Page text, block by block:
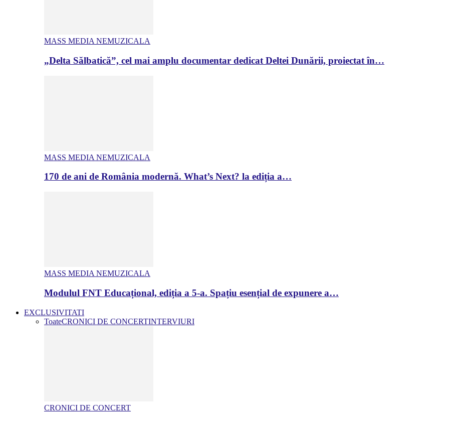
MASS MEDIA NEMUZICALA
„Delta Sălbatică”, cel mai amplu documentar dedicat Deltei Dunării, proiectat în…
MASS MEDIA NEMUZICALA
170 de ani de România modernă. What’s Next? la ediția a…
MASS MEDIA NEMUZICALA
Modulul FNT Educațional, ediția a 5-a. Spațiu esențial de expunere a…
EXCLUSIVITATI
ToateCRONICI DE CONCERTINTERVIURI
CRONICI DE CONCERT